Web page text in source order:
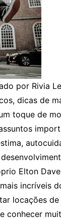
por Rivia
dicas de
toque de
Elton
incríveis
locações
conhecer